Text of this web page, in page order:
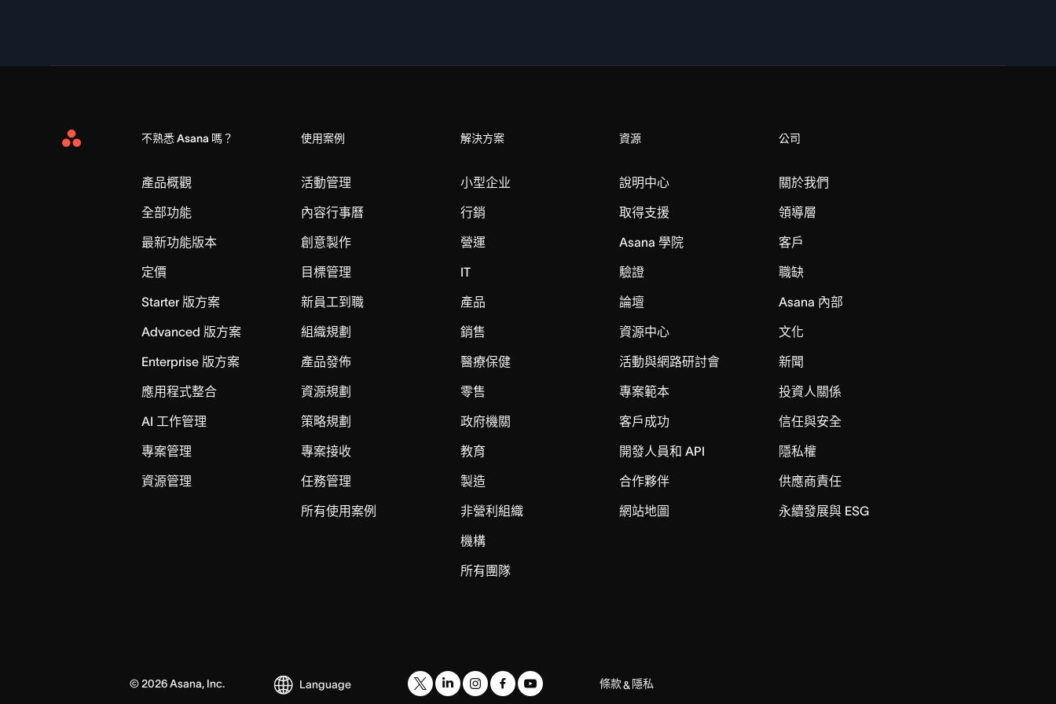
Asana
不熟悉 Asana 嗎？
產品概觀
全部功能
最新功能版本
定價
Starter 版方案
Advanced 版方案
Enterprise 版方案
應用程式整合
AI 工作管理
專案管理
資源管理
使用案例
活動管理
內容行事曆
創意製作
目標管理
新員工到職
組織規劃
產品發佈
資源規劃
策略規劃
專案接收
任務管理
所有使用案例
解決方案
小型企业
行銷
營運
IT
產品
銷售
醫療保健
零售
政府機關
教育
製造
非營利組織
機構
所有團隊
資源
說明中心
取得支援
Asana 學院
驗證
論壇
資源中心
活動與網路研討會
專案範本
客戶成功
開發人員和 API
合作夥伴
網站地圖
公司
關於我們
領導層
客戶
職缺
Asana 內部
文化
新聞
投資人關係
信任與安全
隱私權
供應商責任
永續發展與 ESG
© 2026Asana, Inc. Language 條款& 隱私